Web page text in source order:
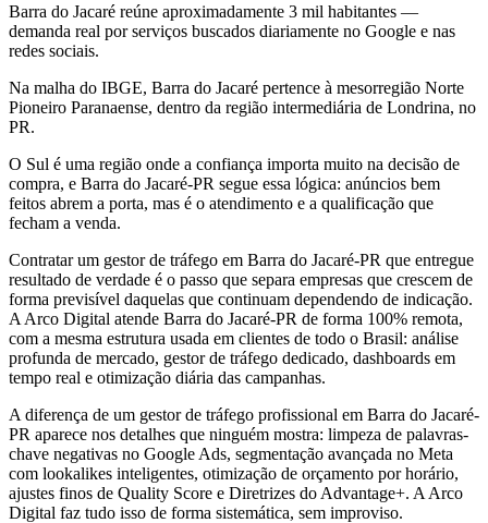
Barra do Jacaré reúne aproximadamente 3 mil habitantes —
demanda real por serviços buscados diariamente no Google e nas
redes sociais.
Na malha do IBGE, Barra do Jacaré pertence à mesorregião Norte
Pioneiro Paranaense, dentro da região intermediária de Londrina, no
PR.
O Sul é uma região onde a confiança importa muito na decisão de
compra, e Barra do Jacaré-PR segue essa lógica: anúncios bem
feitos abrem a porta, mas é o atendimento e a qualificação que
fecham a venda.
Contratar um gestor de tráfego em Barra do Jacaré-PR que entregue
resultado de verdade é o passo que separa empresas que crescem de
forma previsível daquelas que continuam dependendo de indicação.
A Arco Digital atende Barra do Jacaré-PR de forma 100% remota,
com a mesma estrutura usada em clientes de todo o Brasil: análise
profunda de mercado, gestor de tráfego dedicado, dashboards em
tempo real e otimização diária das campanhas.
A diferença de um gestor de tráfego profissional em Barra do Jacaré-
PR aparece nos detalhes que ninguém mostra: limpeza de palavras-
chave negativas no Google Ads, segmentação avançada no Meta
com lookalikes inteligentes, otimização de orçamento por horário,
ajustes finos de Quality Score e Diretrizes do Advantage+. A Arco
Digital faz tudo isso de forma sistemática, sem improviso.